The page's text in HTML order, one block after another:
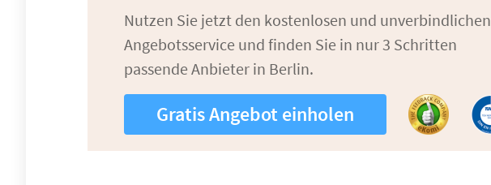
Nutzen Sie jetzt den kostenlosen und unverbindlichen
Angebotsservice und finden Sie in nur 3 Schritten
passende Anbieter in Berlin.
Gratis Angebot einholen